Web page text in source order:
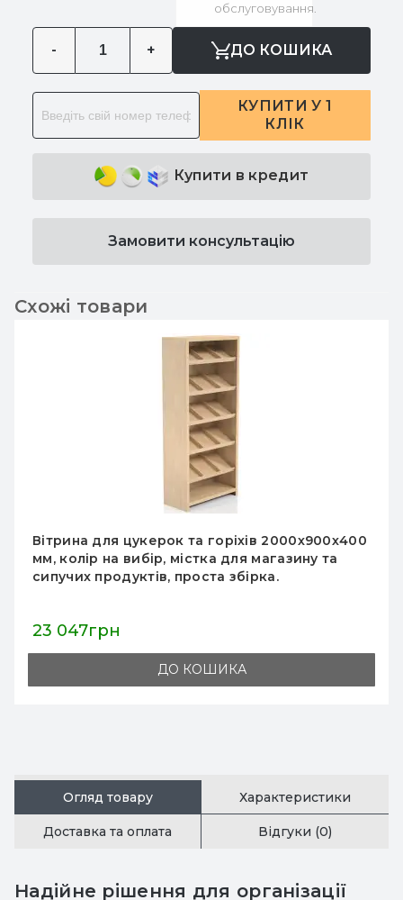
обслуговування.
- + ДО КОШИКА
КУПИТИ У 1
КЛІК
Купити в кредит
Замовити консультацію
Схожі товари
Вітрина для цукерок та горіхів 2000х900х400
мм, колір на вибір, містка для магазину та
сипучих продуктів, проста збірка.
23 047грн
ДО КОШИКА
Огляд товару Характеристики
Доставка та оплата Відгуки (0)
Надійне рішення для організації